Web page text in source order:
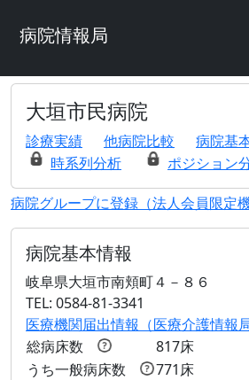
病院情報局
大垣市民病院
診療実績 他病院比較
病院基
時系列分析
ポジション
病院グループに登録（法人会員限定機
病院基本情報
岐阜県大垣市南頬町４－８６
TEL: 0584-81-3341
医療機関届出情報（医療介護情報局
総病床数
817床
うち一般病床数
771床